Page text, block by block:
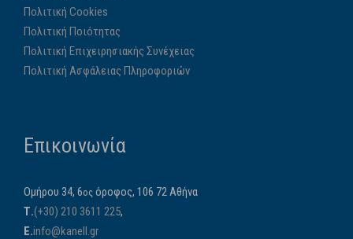
Πολιτική Cookies
Πολιτική Ποιότητας
Πολιτική Επιχειρησιακής Συνέχειας
Πολιτική Ασφάλειας Πληροφοριών
Επικοινωνία
Ομήρου 34, 6ος όροφος, 106 72 Αθήνα
Τ.(+30) 210 3611 225,
E.info@kanell.gr